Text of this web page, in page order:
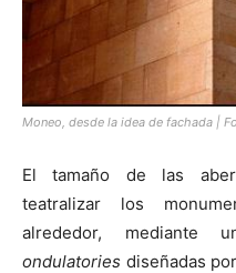
Moneo, desde la idea de fachada |
El tamaño de las
teatralizar los
alrededor, mediante
ondulatories diseñadas